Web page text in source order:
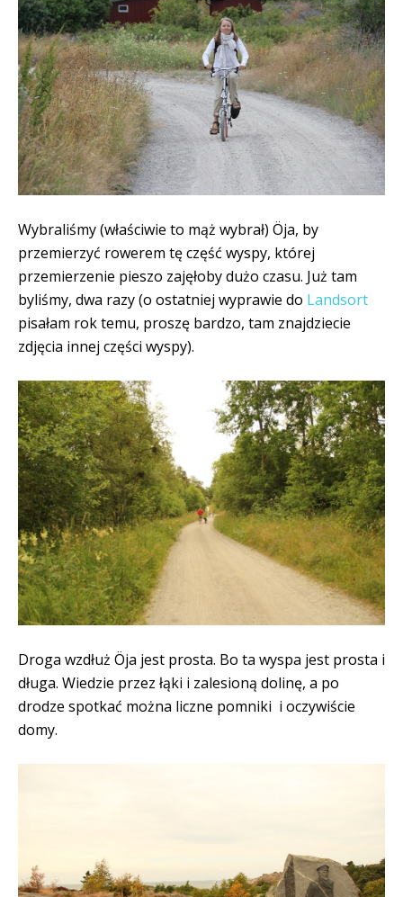
Wybraliśmy (właściwie to mąż wybrał) Öja, by
przemierzyć rowerem tę część wyspy, której
przemierzenie pieszo zajęłoby dużo czasu. Już tam
byliśmy, dwa razy (o ostatniej wyprawie do Landsort
pisałam rok temu, proszę bardzo, tam znajdziecie
zdjęcia innej części wyspy).
Droga wzdłuż Öja jest prosta. Bo ta wyspa jest prosta i
długa. Wiedzie przez łąki i zalesioną dolinę, a po
drodze spotkać można liczne pomniki i oczywiście
domy.